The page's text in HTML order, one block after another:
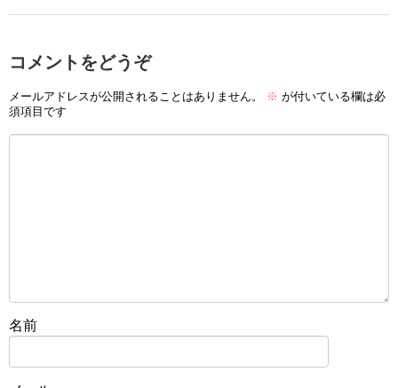
コメントをどうぞ
メールアドレスが公開されることはありません。 ※ が付いている欄は必
須項目です
名前